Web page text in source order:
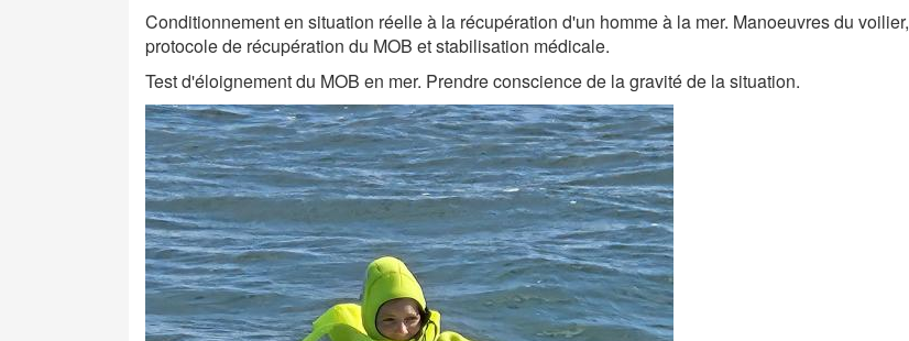
Conditionnement en situation réelle à la récupération d'un homme à la mer. Manoeuvres du voilier,
protocole de récupération du MOB et stabilisation médicale.
Test d'éloignement du MOB en mer. Prendre conscience de la gravité de la situation.